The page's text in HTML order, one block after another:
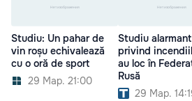
Studiu: Un pahar de
vin roșu echivalează
cu o oră de sport
29 Мар. 21:00
Studiu alarmant
privind
au loc în
Rusă
29 Мар.